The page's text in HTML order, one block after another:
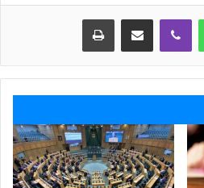
واتساب ڤايبر مشاركة عبر البريد طباعة